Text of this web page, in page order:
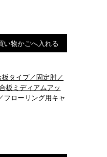
い物かごへ入れる
タイプ／固定肘／
板ミディアムアッ
フローリング用キャ